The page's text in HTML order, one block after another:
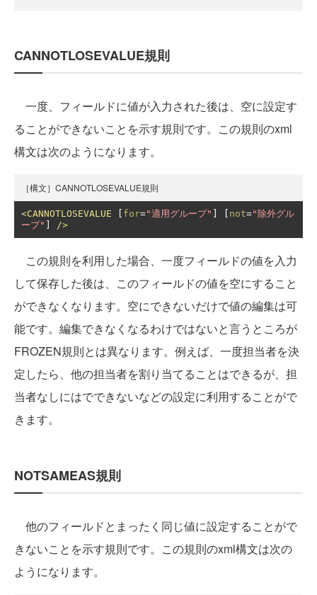
CANNOTLOSEVALUE規則
一度、フィールドに値が入力された後は、空に設定す
ることができないことを示す規則です。この規則のxml
構文は次のようになります。
［構文］CANNOTLOSEVALUE規則
<CANNOTLOSEVALUE for="適用グループ" not="除外グル
ープ"
/>
この規則を利用した場合、一度フィールドの値を入力
して保存した後は、このフィールドの値を空にすること
ができなくなります。空にできないだけで値の編集は可
能です。編集できなくなるわけではないと言うところが
FROZEN規則とは異なります。例えば、一度担当者を決
定したら、他の担当者を割り当てることはできるが、担
当者なしにはでできないなどの設定に利用することがで
きます。
NOTSAMEAS規則
他のフィールドとまったく同じ値に設定することがで
きないことを示す規則です。この規則のxml構文は次の
ようになります。